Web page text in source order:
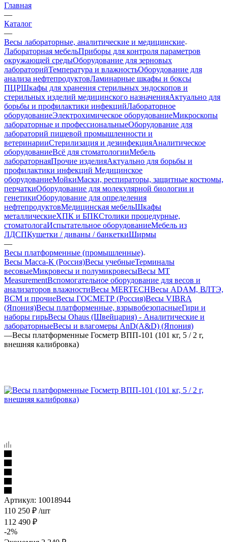
Главная
—
Каталог
—
Весы лабораторные, аналитические и медицинские
Лабораторная мебельПриборы для контроля параметров
окружающей средыОборудование для зерновых
лабораторийТемпература и влажностьОборудование для
анализа нефтепродуктовЛаминарные шкафы и боксы
ПЦРШкафы для хранения стерильных эндоскопов и
стерильных изделий медицинского назначенияАктуально для
борьбы и профилактики инфекцийЛабораторное
оборудованиеЭлектрохимическое оборудованиеМикроскопы
лабораторные и профессиональныеОборудование для
лабораторий пищевой промышленности и
ветеринарииСтерилизация и дезинфекцияАналитическое
оборудованиеВсё для стоматологииМебель
лабораторнаяПрочие изделияАктуально для борьбы и
профилактики инфекций Медицинское
оборудованиеМойкиМаски, респираторы, защитные костюмы,
перчаткиОборудование для молекулярной биологии и
генетикиОборудование для определения
нефтепродуктовМедицинская мебельШкафы
металлическиеХПК и БПКСтолики процедурные,
стоматологаИспытательное оборудованиеМебель из
ЛДСПКушетки / диваны / банкеткиШирмы
—
Весы платформенные (промышленные)
Весы Масса-К (Россия)Весы учебныеТерминалы
весовыеМикровесы и полумикровесыВесы MT
MeasurementВспомогательное оборудование для весов и
анализаторов влажностиВесы MERTECHВесы ADAM, ВЛТЭ,
BCM и прочиеВесы ГОСМЕТР (Россия)Весы VIBRA
(Япония)Весы платформенные, взрывобезопасныеГири и
наборы гирьВесы Ohaus (Швейцария) - Аналитические и
лабораторныеВесы и влагомеры AnD(A&D) (Япония)
—Весы платформенные Госметр ВПП-101 (101 кг, 5 / 2 г,
внешняя калибровка)
Артикул: 10018944
110 250 ₽ /шт
112 490 ₽
-2%